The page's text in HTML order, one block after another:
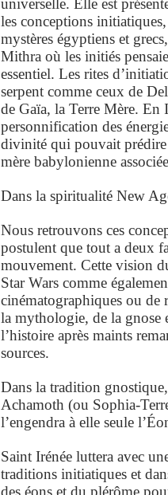
les conceptions initiatiques,
mystères égyptiens et
Mithra où les initiés
essentiel. Les rites
serpent comme ceux de
de Gaïa, la Terre Mère. En
personnification des
divinité qui pouvait prédire
mère babylonienne
Dans la spiritualité New
Nous retrouvons ces
postulent que tout a deux
mouvement. Cette vision
Star Wars comme
cinématographiques ou de
la mythologie, de la gnose
l’histoire après maints
sources.
Dans la tradition
Achamoth (ou Sophia-
l’engendra à elle seule
Saint Irénée luttera avec
traditions initiatiques et
des éons et du plérôme